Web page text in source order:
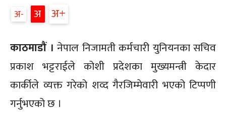
अ- अ अ+
काठमाडौं । नेपाल निजामती कर्मचारी युनियनका सचिव
प्रकाश भट्टराईले कोशी प्रदेशका मुख्यमन्त्री केदार
कार्कीले व्यक्त गरेको शव्द गैरजिम्मेवारी भएको टिप्पणी
गर्नुभएको छ ।